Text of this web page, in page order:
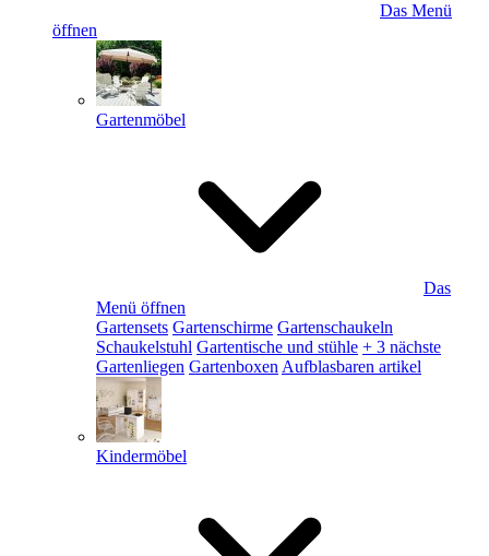
Das Menü
öffnen
Gartenmöbel
Das
Menü öffnen
Gartensets Gartenschirme Gartenschaukeln
Schaukelstuhl Gartentische und stühle + 3 nächste
Gartenliegen Gartenboxen Aufblasbaren artikel
Kindermöbel